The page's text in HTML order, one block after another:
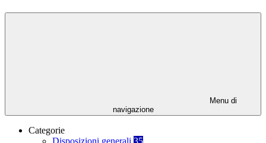
Menu di
navigazione
Categorie